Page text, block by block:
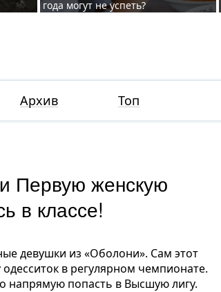
года могут не успеть?
Архив Топ
Первую женскую
в классе!
девушки из «Оболони». Сам этот
в регулярном чемпионате.
напрямую попасть в Высшую лигу.